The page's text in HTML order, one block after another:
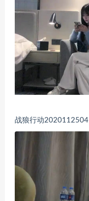
战狼行动2020112504